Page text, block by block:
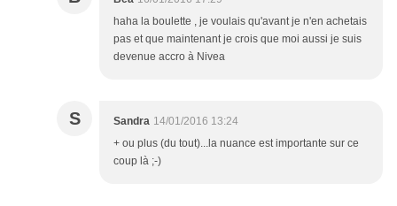
haha la boulette , je voulais qu'avant je n'en achetais
pas et que maintenant je crois que moi aussi je suis
devenue accro à Nivea
S Sandra 14/01/2016 13:24
+ ou plus (du tout)...la nuance est importante sur ce
coup là ;-)